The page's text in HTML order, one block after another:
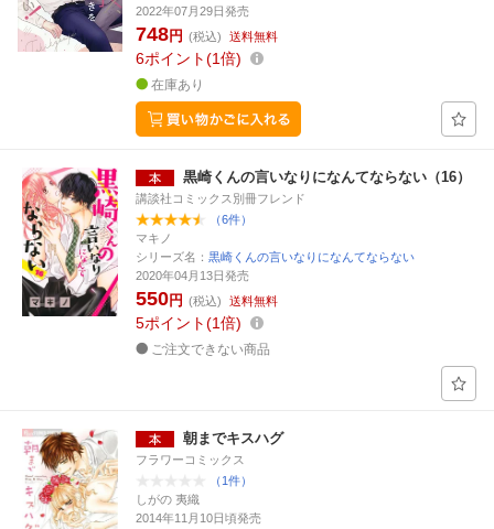
2022年07月29日発売
748円 (税込) 送料無料
6ポイント 1倍
在庫あり
黒崎くんの言いなりになんてならない（16）
講談社コミックス別冊フレンド
（6件）
マキノ
シリーズ名： 黒崎くんの言いなりになんてならない
2020年04月13日発売
550円 (税込) 送料無料
5ポイント 1倍
ご注文できない商品
朝までキスハグ
フラワーコミックス
（1件）
しがの 夷織
2014年11月10日頃発売